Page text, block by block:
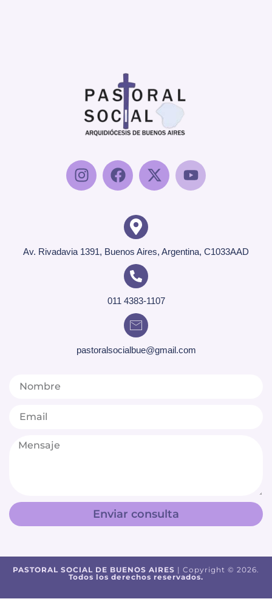
Av. Rivadavia 1391, Buenos Aires, Argentina, C1033AAD
011 4383-1107
pastoralsocialbue@gmail.com
Enviar consulta
PASTORAL SOCIAL DE BUENOS AIRES | Copyright © 2026.
Todos los derechos reservados.